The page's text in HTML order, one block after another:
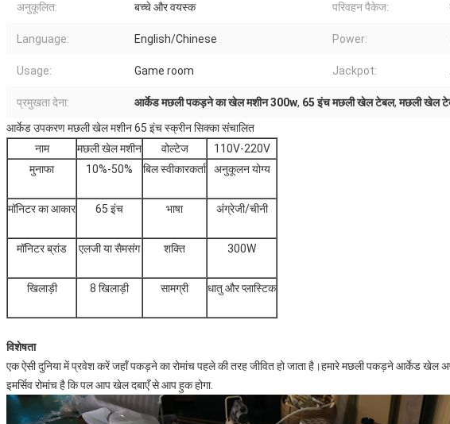
अनुकूलित: बच्चे और वयस्क परिवहन पैकेज:
Language: English/Chinese Power:
Usage: Game room Jackpot:
प्रमुखता देना: आर्केड मछली पकड़ने का खेल मशीन 300w, 65 इंच मछली खेल टेबल,मछली खेल
आर्केड उपकरण मछली खेल मशीन 65 इंच स्क्रीन सिक्का संचालित
नाम
मछली खेल मशीन वोल्टेज
110V-220V
मुनाफा
10%-50% बिल स्वीकारकर्ता अनुकूलन योग्य
मॉनिटर का आकार 65 इंच भाषा अंग्रेजी/चीनी
मॉनिटर ब्रांड एलजी या सैमसंग शक्ति 300W
खिलाड़ी 8 खिलाड़ी सामग्री धातु और प्लास्टिक
विशेषता
एक ऐसी दुनिया में प्रवेश करें जहाँ पकड़ने का रोमांच पहले की तरह जीवित हो जाता है।हमारे मछली पकड़ने आर्केड
इमर्सिव रोमांच है कि पल आप खेल दबाएँ से आप हुक होगा.